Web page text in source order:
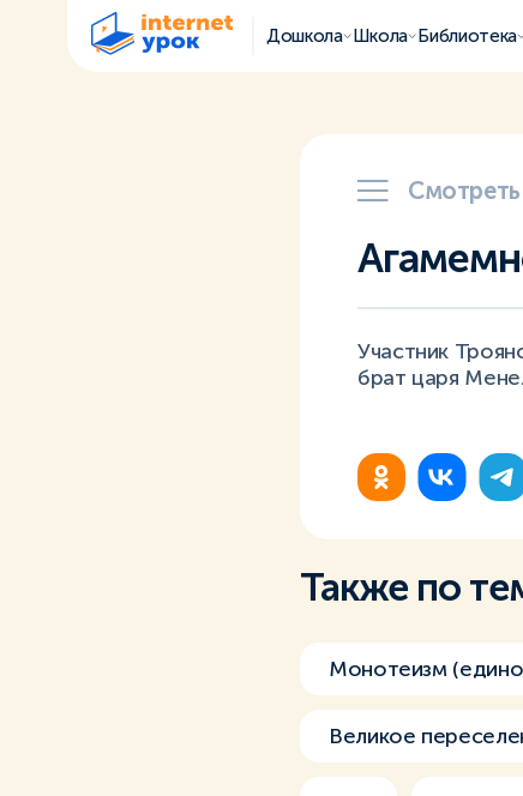
Дошкола Школа Библиотека
Участник
брат царя
Также по
Монотеизм
Великое